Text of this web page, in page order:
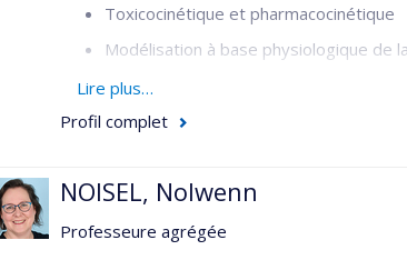
Toxicocinétique et pharmacocinétique
Modélisation à base physiologique de
Interactions entre xénobiotiques dans
Extrapolations in vitro-in vivo en
clairance
excrétion
Lire plus…
Profil complet
NOISEL, Nolwenn
Professeure agrégée